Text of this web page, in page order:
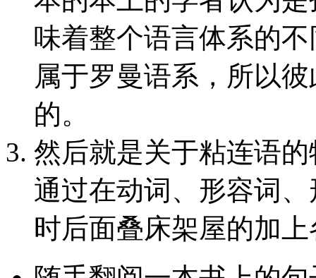
味着整个语言体系的
属于罗曼语系，所以
的。
然后就是关于粘连语
通过在动词、形容词
时后面叠床架屋的加